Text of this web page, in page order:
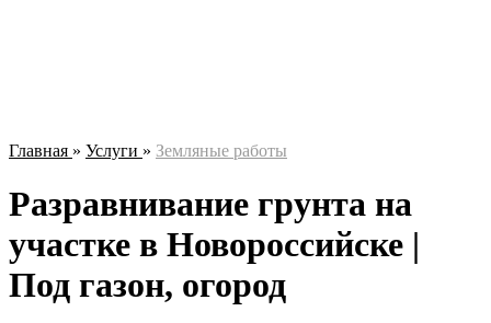
Главная » Услуги » Земляные работы
Разравнивание грунта на
участке в Новороссийске |
Под газон, огород